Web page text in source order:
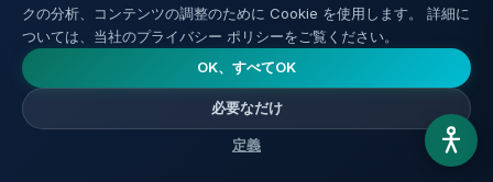
続きを読む ←
クの分析、コンテンツの調整のために Cookie を使用します。 詳細に
ついては、当社のプライバシー ポリシーをご覧ください。
OK、すべてOK
必要なだけ
定義